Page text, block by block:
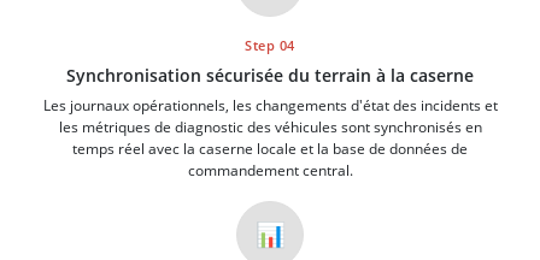
Step 04
Synchronisation sécurisée du terrain à la caserne
Les journaux opérationnels, les changements d'état des incidents et
les métriques de diagnostic des véhicules sont synchronisés en
temps réel avec la caserne locale et la base de données de
commandement central.
📊